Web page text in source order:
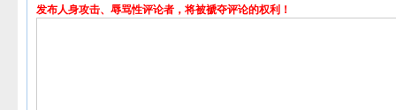
发布人身攻击、辱骂性评论者，将被褫夺评论的权利！